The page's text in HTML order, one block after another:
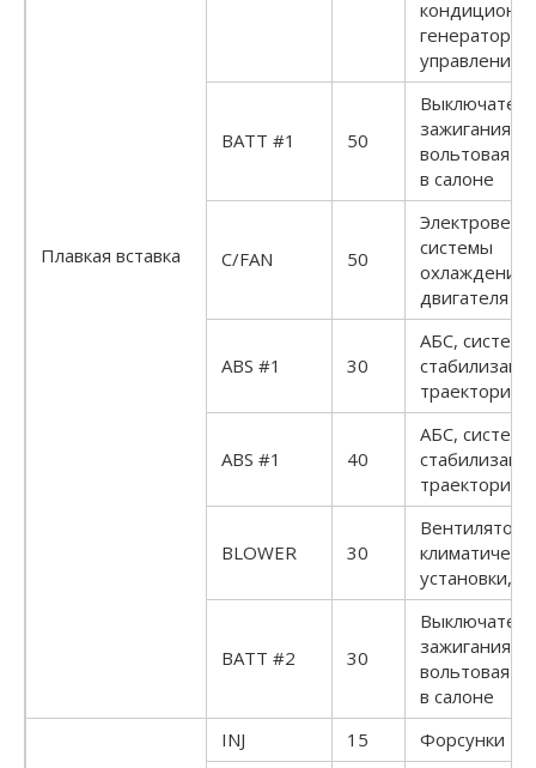
Плавкая вставка
генератор,
управления
BATT #1 50
Выключатель
зажигания,
вольтовая
в салоне
C/FAN 50
системы
охлаждения
двигателя
ABS #1 30
АБС, система
траектории
ABS #1 40
АБС, система
траектории
BLOWER 30
Вентилятор
установки,
BATT #2 30
Выключатель
зажигания,
вольтовая
в салоне
INJ 15 Форсунки